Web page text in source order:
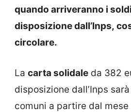
quando arriveranno i
disposizione dall’Inps,
circolare.
La carta solidale da 382
disposizione dall’Inps
comuni a partire dal